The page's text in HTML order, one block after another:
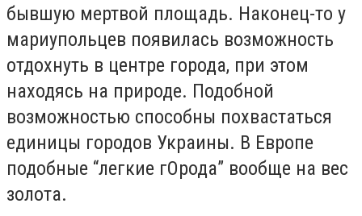
бывшую мертвой площадь. Наконец-то у
мариупольцев появилась возможность
отдохнуть в центре города, при этом
находясь на природе. Подобной
возможностью способны похвастаться
единицы городов Украины. В Европе
подобные “легкие гОрода” вообще на вес
золота.